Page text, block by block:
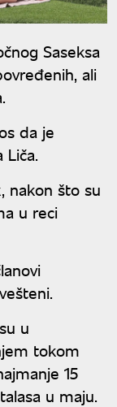
Saseksa
ali
da je
nakon što su
u reci
u
tokom
15
u maju.